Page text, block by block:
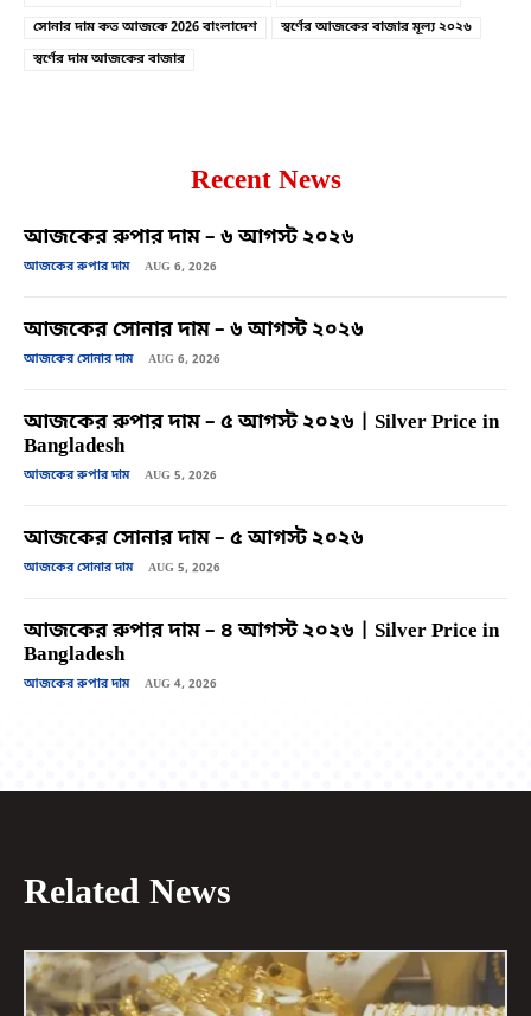
সোনার দাম কত আজকে 2026 বাংলাদেশ
স্বর্ণের আজকের বাজার মূল্য ২০২৬
স্বর্ণের দাম আজকের বাজার
Recent News
আজকের রুপার দাম – ৬ আগস্ট ২০২৬
আজকের রুপার দাম AUG 6, 2026
আজকের সোনার দাম – ৬ আগস্ট ২০২৬
আজকের সোনার দাম AUG 6, 2026
আজকের রুপার দাম – ৫ আগস্ট ২০২৬ | Silver Price in
Bangladesh
আজকের রুপার দাম AUG 5, 2026
আজকের সোনার দাম – ৫ আগস্ট ২০২৬
আজকের সোনার দাম AUG 5, 2026
আজকের রুপার দাম – ৪ আগস্ট ২০২৬ | Silver Price in
Bangladesh
আজকের রুপার দাম AUG 4, 2026
Related News